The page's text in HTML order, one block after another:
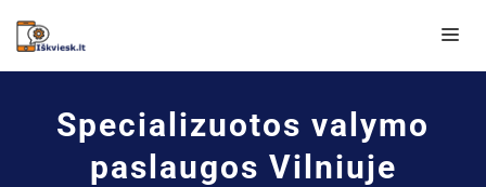
Specializuotos valymo
paslaugos Vilniuje